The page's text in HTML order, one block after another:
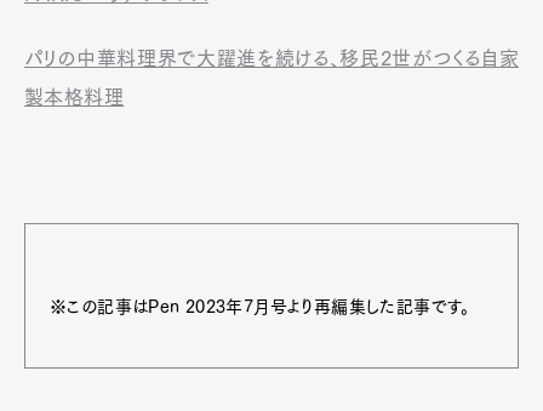
パリの中華料理界で大躍進を続ける、移民2世がつくる自家
製本格料理
※この記事はPen 2023年7月号より再編集した記事です。